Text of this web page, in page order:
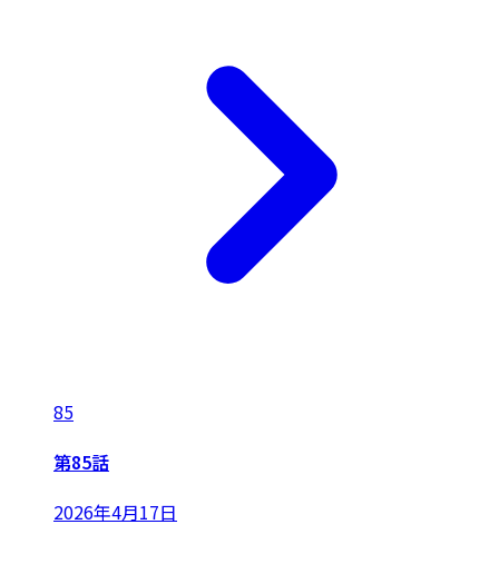
85
第85話
2026年4月17日